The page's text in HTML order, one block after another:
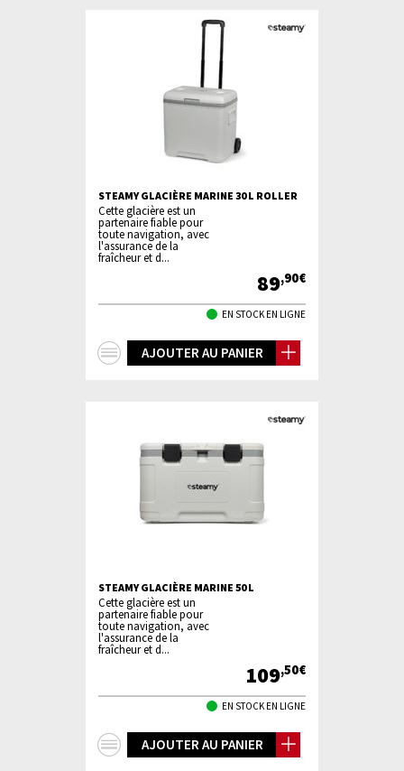
STEAMY GLACIÈRE MARINE 30 L ROLLER
Cette glacière est un
partenaire fiable pour
toute navigation, avec
l'assurance de la
fraîcheur et d...
89,90€
EN STOCK EN LIGNE
AJOUTER AU PANIER
STEAMY GLACIÈRE MARINE 50 L
Cette glacière est un
partenaire fiable pour
toute navigation, avec
l'assurance de la
fraîcheur et d...
109,50€
EN STOCK EN LIGNE
AJOUTER AU PANIER